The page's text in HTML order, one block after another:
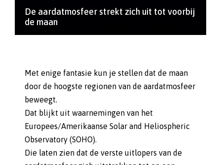
De aardatmosfeer strekt zich uit tot voorbij
de maan
Met enige fantasie kun je stellen dat de maan
door de hoogste regionen van de aardatmosfeer
beweegt.
Dat blijkt uit waarnemingen van het
Europees/Amerikaanse Solar and Heliospheric
Observatory (SOHO).
Die laten zien dat de verste uitlopers van de